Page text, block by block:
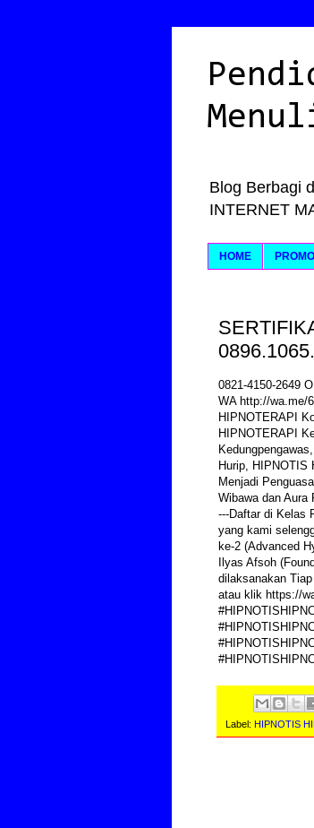
Blog Berbagi
INTERNET
HOME
0821-4150-2649
WA http://wa.me/
HIPNOTERAPI
HIPNOTERAPI
Hurip, HIPNOTIS
Menjadi
Wibawa dan
---Daftar di Kelas
yang kami
ke-2 (Advanced
Ilyas Afsoh
dilaksanakan
atau klik https://
Label: HIPNOTIS